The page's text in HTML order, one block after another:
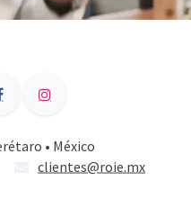
• México
clientes@roie.mx